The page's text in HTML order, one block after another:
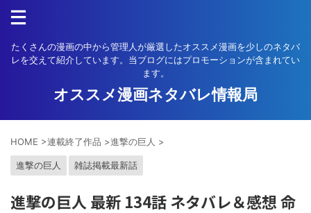
たくさんの漫画の中から管理人が厳選したオススメ漫画を少しのネタバ
レを交えて紹介しています。当ブログにはプロモーションが含まれてい
ます。
オススメ漫画ネタバレ情報局
HOME >連載終了作品 >進撃の巨人 >
進撃の巨人 雑誌掲載最新話
進撃の巨人 最新 134話 ネタバレ＆感想 命